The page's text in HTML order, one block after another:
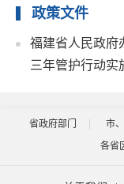
政策文件
福建省人民政府
三年管护行动实
省政府部门 市
各省